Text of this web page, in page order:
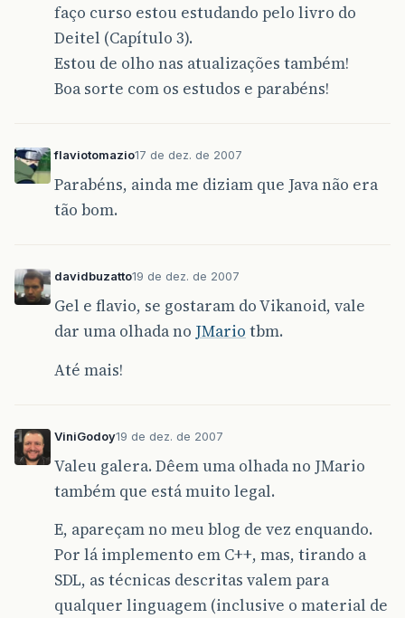
faço curso estou estudando pelo livro do
Deitel (Capítulo 3).
Estou de olho nas atualizações também!
Boa sorte com os estudos e parabéns!
flaviotomazio17 de dez. de 2007
Parabéns, ainda me diziam que Java não era
tão bom.
davidbuzatto19 de dez. de 2007
Gel e flavio, se gostaram do Vikanoid, vale
dar uma olhada no JMario tbm.
Até mais!
ViniGodoy19 de dez. de 2007
Valeu galera. Dêem uma olhada no JMario
também que está muito legal.
E, apareçam no meu blog de vez enquando.
Por lá implemento em C++, mas, tirando a
SDL, as técnicas descritas valem para
qualquer linguagem (inclusive o material de